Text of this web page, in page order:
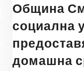
Община
социална
домашна